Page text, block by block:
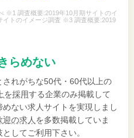
※1 調査概要:2019年10月期サイトのイ
イトのイメージ調査 ※3 調査概要:2019
らめない
れがちな50代・60代以上の
を採用する企業のみ掲載して
ない求人サイトを実現しまし
の求人 を多数掲載していま
してご利用下さい。